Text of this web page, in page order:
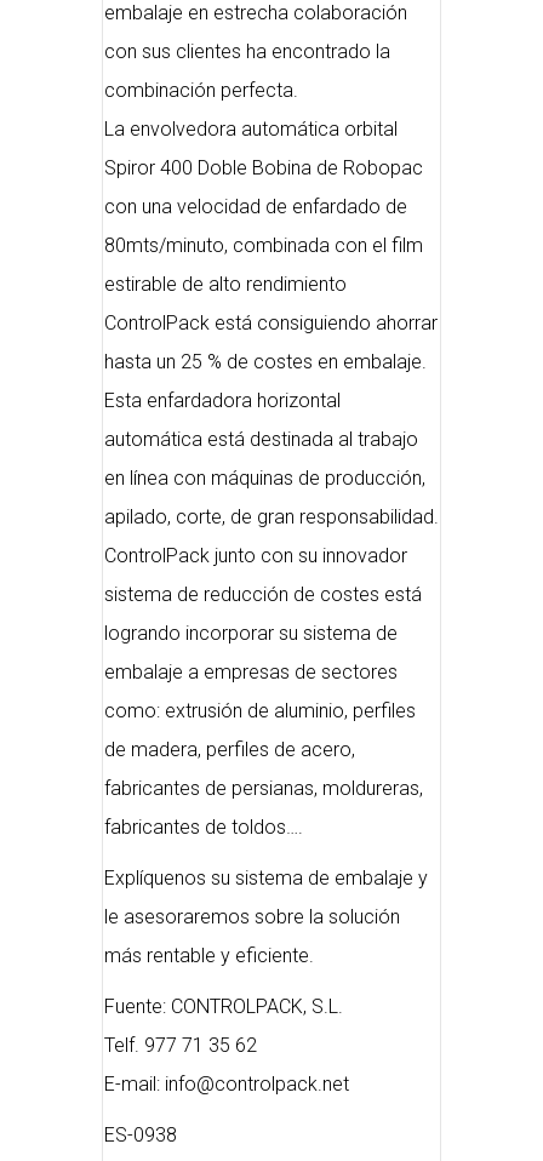
embalaje en estrecha colaboración
con sus clientes ha encontrado la
combinación perfecta.
La envolvedora automática orbital
Spiror 400 Doble Bobina de Robopac
con una velocidad de enfardado de
80mts/minuto, combinada con el film
estirable de alto rendimiento
ControlPack está consiguiendo ahorrar
hasta un 25 % de costes en embalaje.
Esta enfardadora horizontal
automática está destinada al trabajo
en línea con máquinas de producción,
apilado, corte, de gran responsabilidad.
ControlPack junto con su innovador
sistema de reducción de costes está
logrando incorporar su sistema de
embalaje a empresas de sectores
como: extrusión de aluminio, perfiles
de madera, perfiles de acero,
fabricantes de persianas, moldureras,
fabricantes de toldos….
Explíquenos su sistema de embalaje y
le asesoraremos sobre la solución
más rentable y eficiente.
Fuente: CONTROLPACK, S.L.
Telf. 977 71 35 62
E-mail: info@controlpack.net
ES-0938